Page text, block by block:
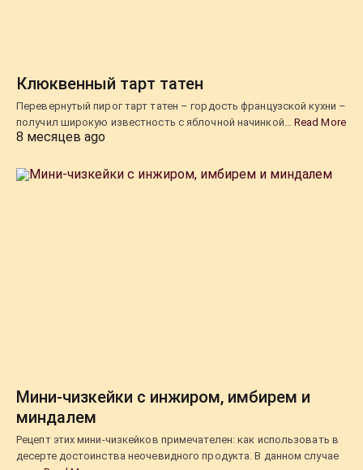
Клюквенный тарт татен
Перевернутый пирог тарт татен – гордость французской кухни –
получил широкую известность с яблочной начинкой… Read More
8 месяцев ago
Мини-чизкейки с инжиром, имбирем и
миндалем
Рецепт этих мини-чизкейков примечателен: как использовать в
десерте достоинства неочевидного продукта. В данном случае